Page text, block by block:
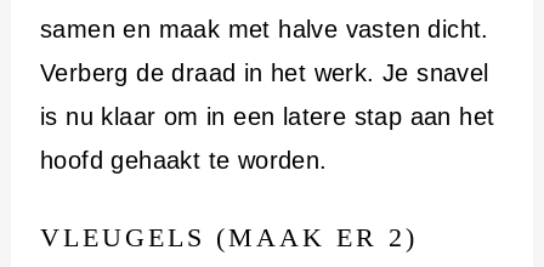
samen en maak met halve vasten dicht.
Verberg de draad in het werk. Je snavel
is nu klaar om in een latere stap aan het
hoofd gehaakt te worden.
VLEUGELS (MAAK ER 2)